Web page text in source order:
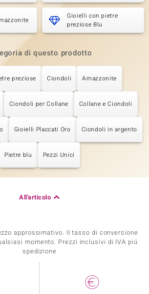
Gioielli con pietre
preziose Blu
di questo prodotto
preziose Ciondoli Amazzonite
Ciondoli per Collane Collane e Ciondoli
Gioielli Placcati Oro Ciondoli in argento
Pietre blu Pezzi Unici
All'articolo
approssimativo. Il tasso di conversione
momento. Prezzi inclusivi di IVA piú
spedizione